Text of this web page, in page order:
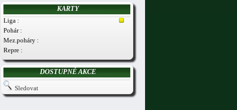
KARTY
Liga :
Pohár :
Mez.poháry :
Repre :
DOSTUPNÉ AKCE
Sledovat